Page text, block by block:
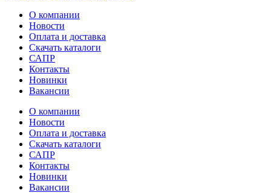
О компании
Новости
Оплата и доставка
Скачать каталоги
САПР
Контакты
Новинки
Вакансии
О компании
Новости
Оплата и доставка
Скачать каталоги
САПР
Контакты
Новинки
Вакансии